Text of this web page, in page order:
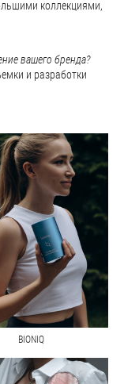
коллекциями,
вашего бренда?
и разработки
BIONIQ